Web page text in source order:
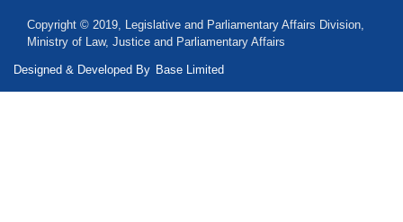
Copyright © 2019, Legislative and Parliamentary Affairs Division,
Ministry of Law, Justice and Parliamentary Affairs
Designed & Developed By Base Limited